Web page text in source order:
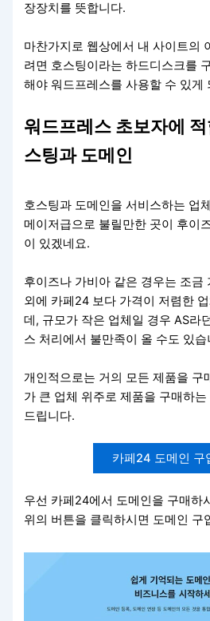
장장치를 뜻합니다.
마찬가지로 웹상에서 내 사이트의
려면 호스팅이라는 하드디스크를
해야 워드프레스를 사용할 수 있게
워드프레스 초보자에
스팅과 도메인
호스팅과 도메인을 서비스하는 업
메이저급으로 불릴만한 곳이 후이
이 있겠네요.
후이즈나 가비아 같은 경우는 조금
외에 카페24 보다 가격이 저렴한
데, 규모가 작은 업체일 경우 AS라
스 처리에서 불만족이 올 수도 있습
개인적으로는 거의 모든 제품을 구
가 큰 업체 위주로 제품을 구매하
드립니다.
카페24 도메인 구
우선 카페24에서 도메인을 구매하
위의 버튼을 클릭하시면 도메인 구